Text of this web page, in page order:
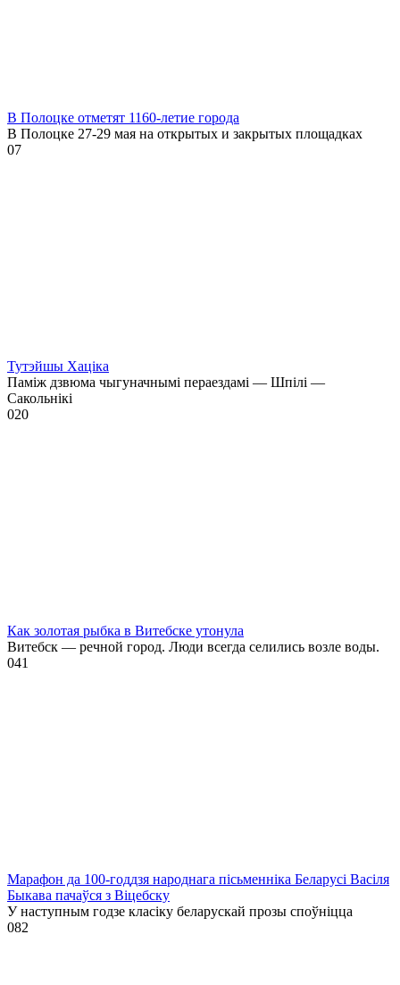
В Полоцке отметят 1160-летие города
В Полоцке 27-29 мая на открытых и закрытых площадках
07
Тутэйшы Хаціка
Паміж дзвюма чыгуначнымі пераездамі — Шпілі —
Сакольнікі
020
Как золотая рыбка в Витебске утонула
Витебск — речной город. Люди всегда селились возле воды.
041
Марафон да 100-годдзя народнага пісьменніка Беларусі Васіля
Быкава пачаўся з Віцебску
У наступным годзе класіку беларускай прозы споўніцца
082